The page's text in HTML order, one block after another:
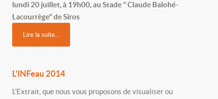
lundi 20 juillet, à 19h00, au Stade " Claude Balohé-
Lacourrège" de Siros
Lire la suite...
L'INFeau 2014
L'Extrait, que nous vous proposons de visualiser ou